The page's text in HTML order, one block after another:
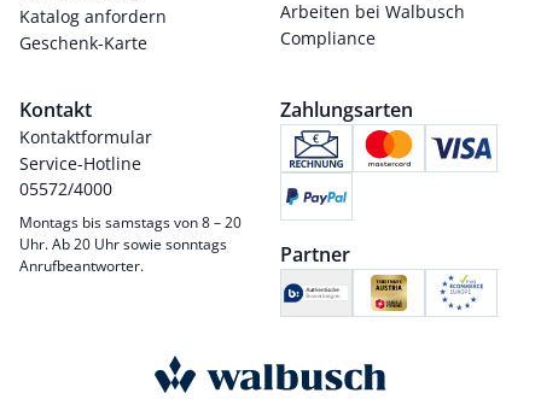
Katalog anfordern
Geschenk-Karte
Arbeiten bei Walbusch
Compliance
Kontakt
Kontaktformular
Service-Hotline
05572/4000
Montags bis samstags von 8 – 20
Uhr. Ab 20 Uhr sowie sonntags
Anrufbeantworter.
Zahlungsarten
Partner